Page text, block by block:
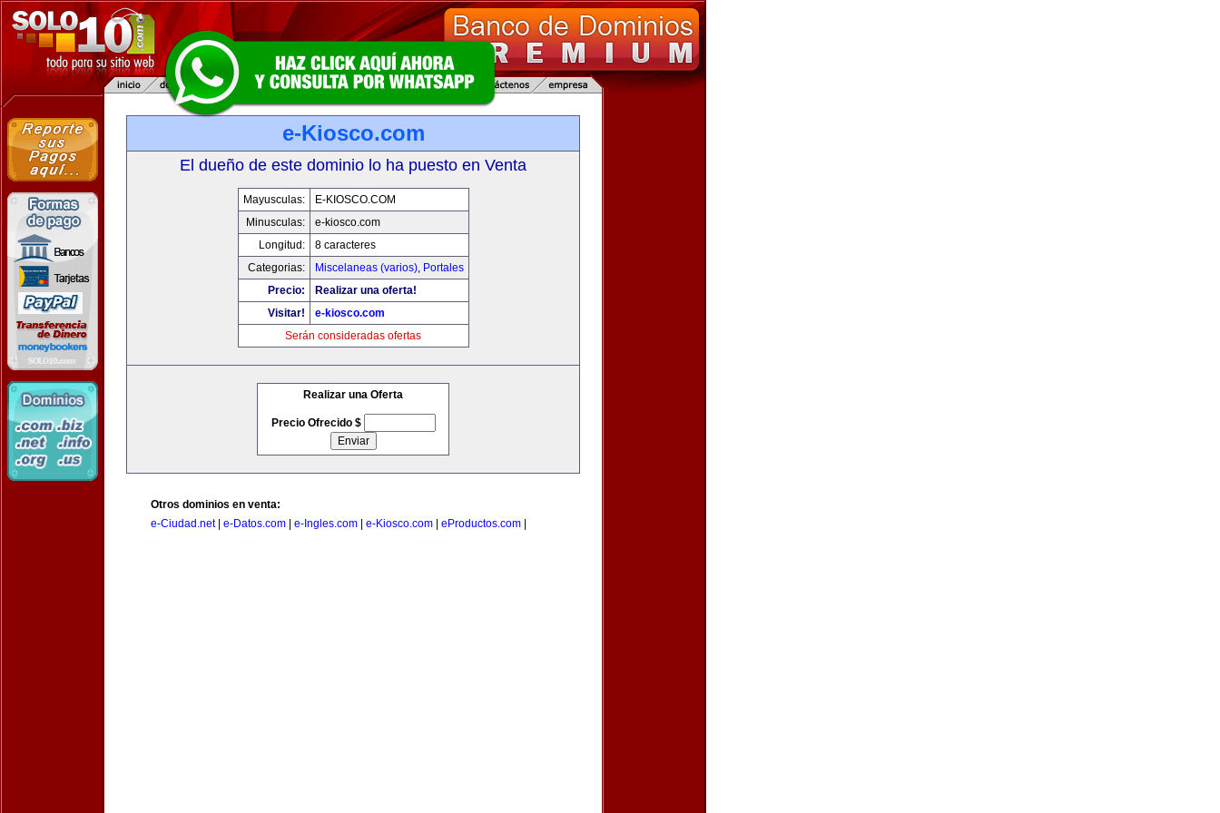
e-Kiosco.com
El dueño de este dominio lo ha puesto en Venta
Mayusculas:
E-KIOSCO.COM
Minusculas:
e-kiosco.com
Longitud:
8 caracteres
Categorias:
Miscelaneas (varios), Portales
Precio:
Realizar una oferta!
Visitar!
e-kiosco.com
Serán consideradas ofertas
Realizar una Oferta
Precio Ofrecido $
Otros dominios en venta:
e-Ciudad.net| e-Datos.com e-Ingles.com e-Kiosco.com eProductos.com